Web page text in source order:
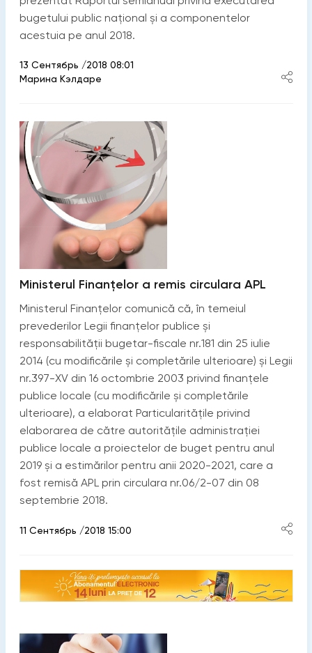
bugetului public național și a componentelor
acestuia pe anul 2018.
13 Сентябрь /2018 08:01
Марина Кэлдаре
Ministerul Finanţelor a remis circulara APL
Ministerul Finanţelor comunică că, în temeiul
prevederilor Legii finanțelor publice și
responsabilității bugetar-fiscale nr.181 din 25 iulie
2014 (cu modificările și completările ulterioare) și Legii
nr.397-XV din 16 octombrie 2003 privind finanțele
publice locale (cu modificările și completările
ulterioare), a elaborat Particularitățile privind
elaborarea de către autoritățile administrației
publice locale a proiectelor de buget pentru anul
2019 și a estimărilor pentru anii 2020-2021, care a
fost remisă APL prin circulara nr.06/2-07 din 08
septembrie 2018.
11 Сентябрь /2018 15:00